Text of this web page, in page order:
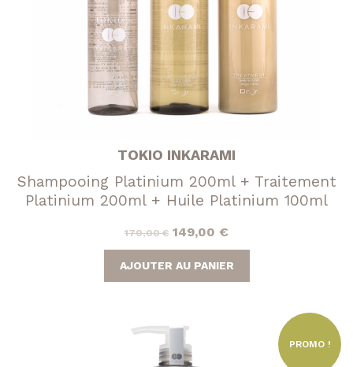
TOKIO INKARAMI
Shampooing Platinium 200ml + Traitement
Platinium 200ml + Huile Platinium 100ml
170,00€ Le
prix
initial
149,00 €Le
prix
actuel
AJOUTER AU PANIER
PROMO !